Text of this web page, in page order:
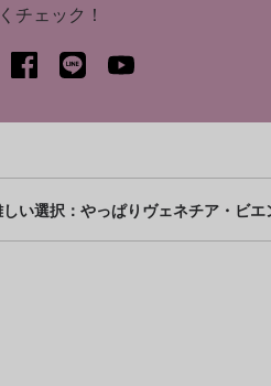
チェック！
い選択：やっぱりヴェネチア・ビ